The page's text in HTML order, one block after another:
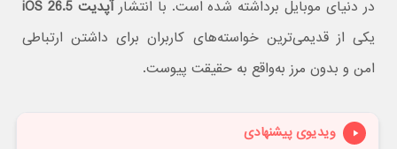
در دنیای موبایل برداشته شده است. با انتشارآپدیت iOS 26.5
یکی از قدیمی‌ترین خواسته‌های کاربران برای داشتن ارتباطی
امن و بدون مرز به‌واقع به حقیقت پیوست.
ویدیوی پیشنهادی